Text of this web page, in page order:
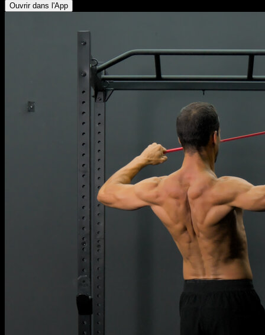
Ouvrir dans l'App